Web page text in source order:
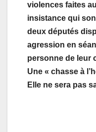
violences faites
insistance qui
deux députés
agression en
personne de leur
Une « chasse à
Elle ne sera pas